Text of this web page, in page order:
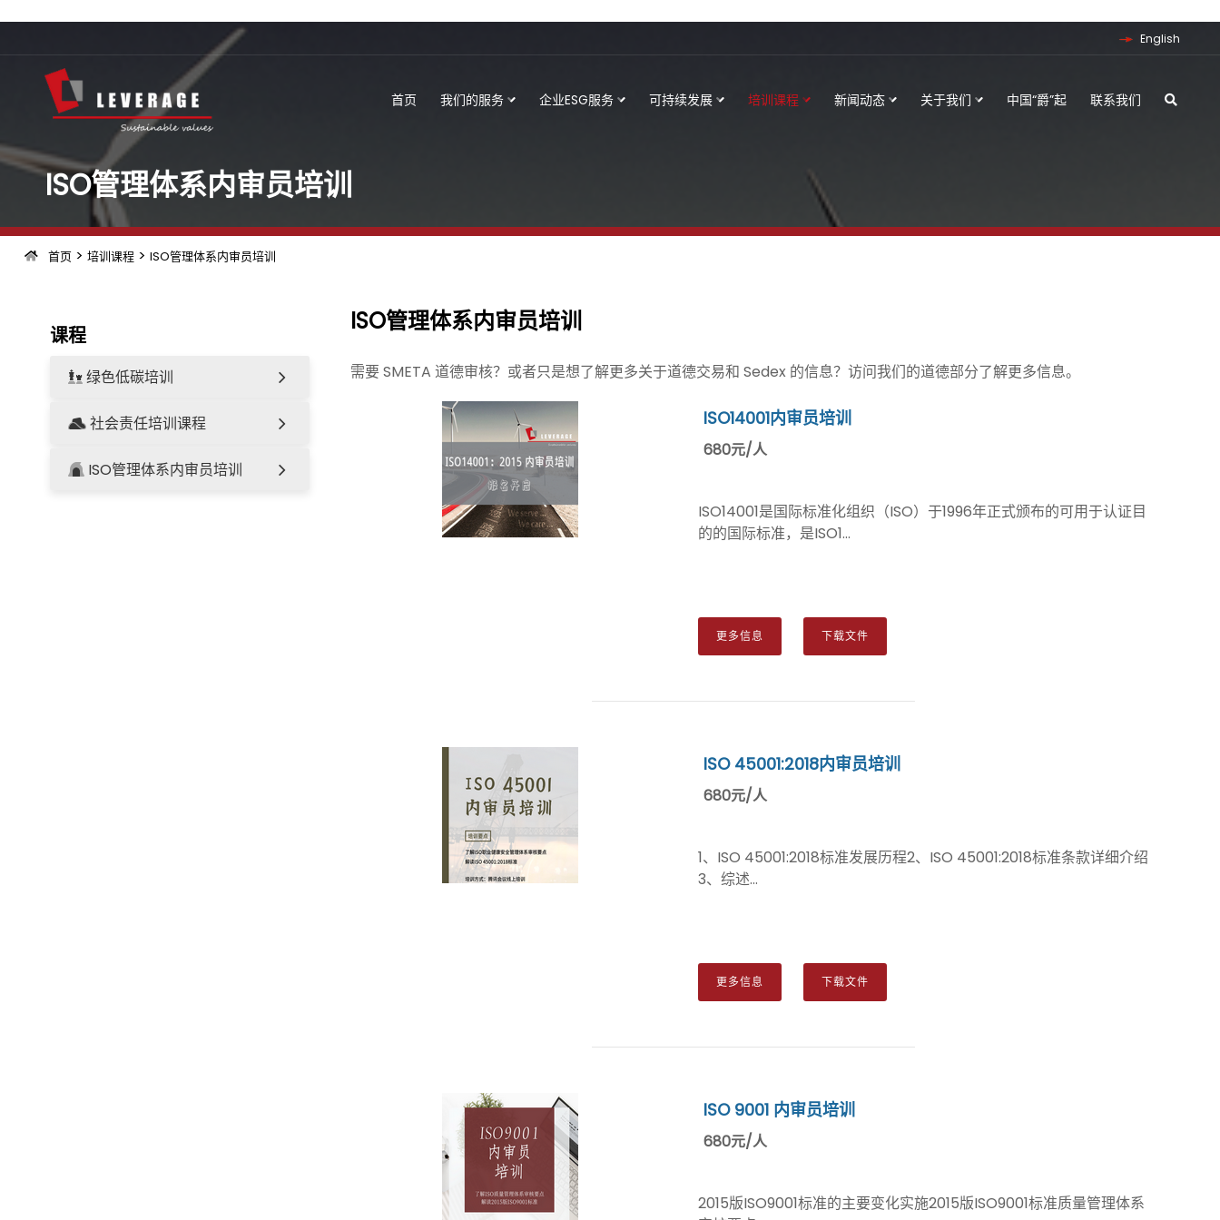
English
首页 我们的服务 企业ESG服务 可持续发展 培训课程 新闻动态 关于我们 中国“爵”起 联系我们
ISO管理体系内审员培训
首页> 培训课程> ISO管理体系内审员培训
课程
绿色低碳培训
社会责任培训课程
ISO管理体系内审员培训
ISO管理体系内审员培训
需要 SMETA 道德审核？或者只是想了解更多关于道德交易和 Sedex 的信息？访问我们的道德部分了解更多信息。
ISO14001内审员培训
680元/人
ISO14001是国际标准化组织（ISO）于1996年正式颁布的可用于认证目
的的国际标准，是ISO1...
更多信息 下载文件
ISO 45001:2018内审员培训
680元/人
1、ISO 45001:2018标准发展历程2、ISO 45001:2018标准条款详细介绍
3、综述...
更多信息 下载文件
ISO 9001 内审员培训
680元/人
2015版ISO9001标准的主要变化实施2015版ISO9001标准质量管理体系